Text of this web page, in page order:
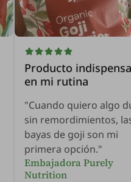
Producto
en mi rutina
"Cuando quiero algo
sin remordimientos,
bayas de goji son mi
primera opción."
Embajadora Purely
Nutrition